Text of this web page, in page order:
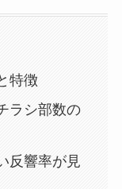
特徴
ラシ部数の
反響率が見